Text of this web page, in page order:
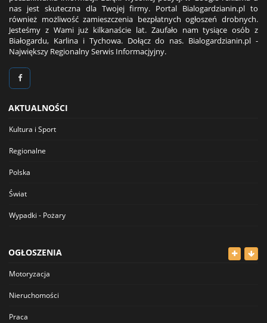
nas jest skuteczna dla Twojej firmy. Portal Bialogardzianin.pl to
również możliwość zamieszczenia bezpłatnych ogłoszeń drobnych.
Jesteśmy z Wami już kilkanaście lat. Zaufało nam tysiące osób z
Białogardu, Karlina i Tychowa. Dołącz do nas. Bialogardzianin.pl -
Największy Regionalny Serwis Informacjyjny.
AKTUALNOŚCI
Kultura i Sport
Regionalne
Polska
Świat
Wypadki - Pożary
OGŁOSZENIA
Motoryzacja
Nieruchomości
Praca